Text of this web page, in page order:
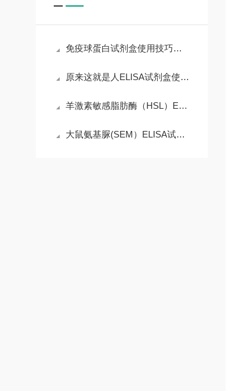
免疫球蛋白试剂盒使用技巧和要求
原来这就是人ELISA试剂盒使用时需要遵守的规范
羊激素敏感脂肪酶（HSL）ELISA试剂盒操作说明
大鼠氨基脲(SEM）ELISA试剂盒产品说明